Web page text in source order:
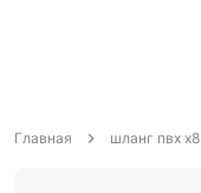
Главная шланг пвх